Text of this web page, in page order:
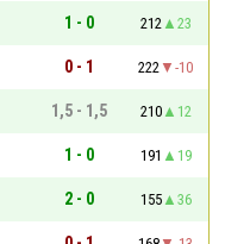
1 - 0 212
23
0 - 1 222
-10
1,5 - 1,5 210
12
1 - 0 191
19
2 - 0 155
36